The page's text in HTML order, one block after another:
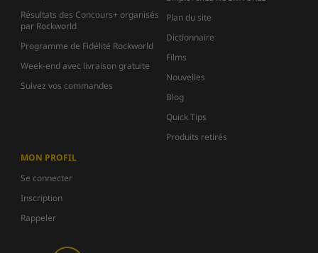
Résultats des Concours+ organisés
par Rockworld
Programme de Fidélité Rockworld
Week-end avec livraison gratuite
Suivez vos commandes
Plan du site
Dictionnaire
Films
Nouvelles
Blog
Quick Tips
Produits retirés
MON PROFIL
Se connecter
Inscription
Rappeler